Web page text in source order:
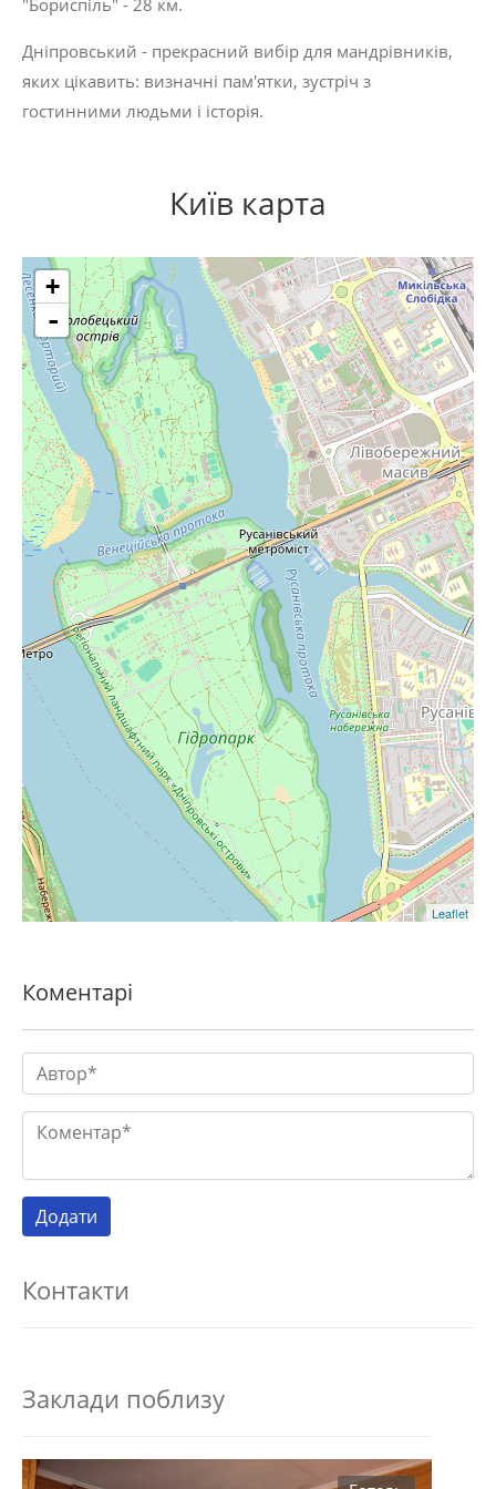
Дніпровський - прекрасний вибір для мандрівників,
яких цікавить: визначні пам'ятки, зустріч з
гостинними людьми і історія.
Київ карта
+
-
Leaflet
Коментарі
Контакти
Заклади поблизу